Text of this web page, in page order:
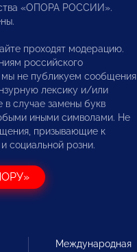
«ОПОРА РОССИИ».
проходят модерацию.
российского
мы не публикуем сообщения,
лексику и/или
в случае замены букв
иными символами. Не
призывающие к
социальной розни.
Международная